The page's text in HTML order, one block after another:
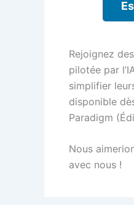
Rejoignez
pilotée par
simplifier
disponible
Paradigm
Nous
avec nous !